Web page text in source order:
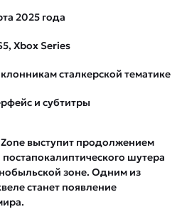
2025 года
Xbox Series
сталкерской тематике
и субтитры
выступит продолжением
шутера
зоне. Одним из
станет появление